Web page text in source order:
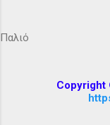
Παλιό
Copyright